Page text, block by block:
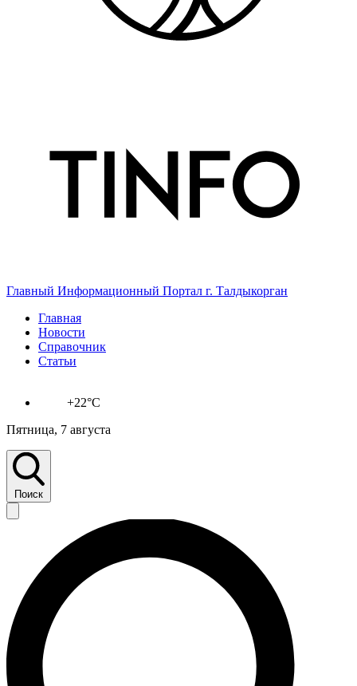
Главный Информационный Портал г. Талдыкорган
Главная
Новости
Справочник
Статьи
+22°C
Пятница, 7 августа
Поиск